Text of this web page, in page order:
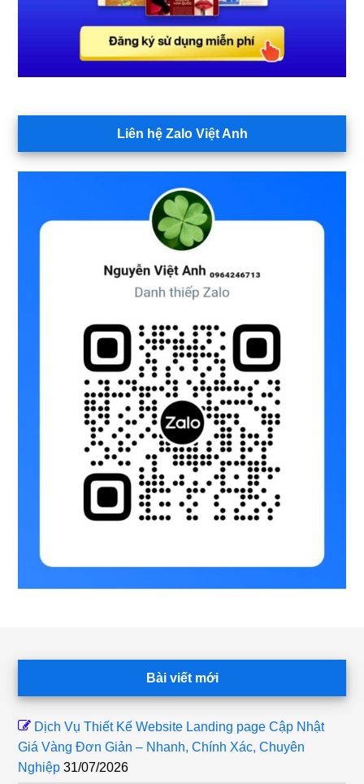
Liên hệ Zalo Việt Anh
Bài viết mới
Dịch Vụ Thiết Kế Website Landing page Cập Nhật
Giá Vàng Đơn Giản – Nhanh, Chính Xác, Chuyên
Nghiệp 31/07/2026